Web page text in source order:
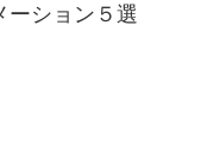
ーション５選